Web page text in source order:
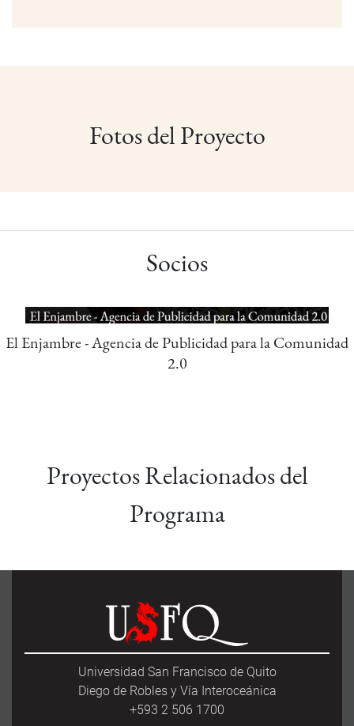
Fotos del Proyecto
Socios
El Enjambre - Agencia de Publicidad para la Comunidad
2.0
Proyectos Relacionados del
Programa
Universidad San Francisco de Quito
Diego de Robles y Vía Interoceánica
+593 2 506 1700